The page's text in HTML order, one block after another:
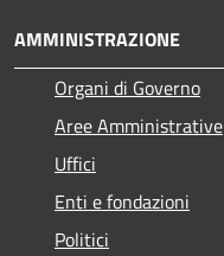
AMMINISTRAZIONE
Organi di Governo
Aree Amministrative
Uffici
Enti e fondazioni
Politici